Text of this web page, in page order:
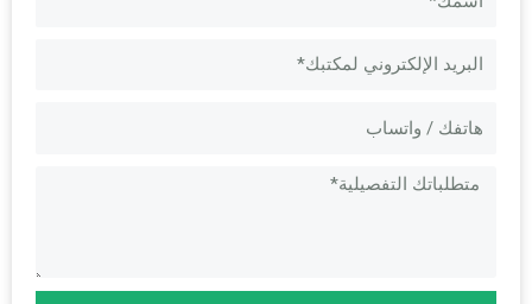
البريد
الرسالة